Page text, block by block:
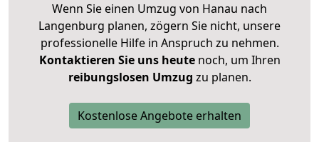
Wenn Sie einen Umzug von Hanau nach
Langenburg planen, zögern Sie nicht, unsere
professionelle Hilfe in Anspruch zu nehmen.
Kontaktieren Sie uns heutenoch, um Ihren
reibungslosen Umzug zu planen.
Kostenlose Angebote erhalten